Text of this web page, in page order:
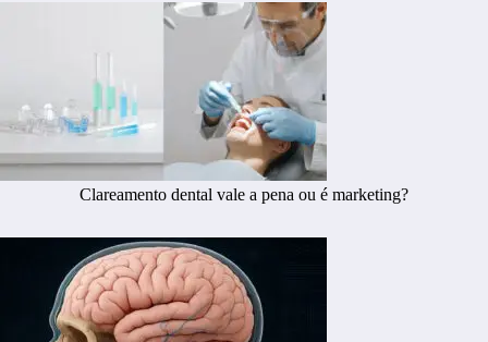
Clareamento dental vale a pena ou é marketing?